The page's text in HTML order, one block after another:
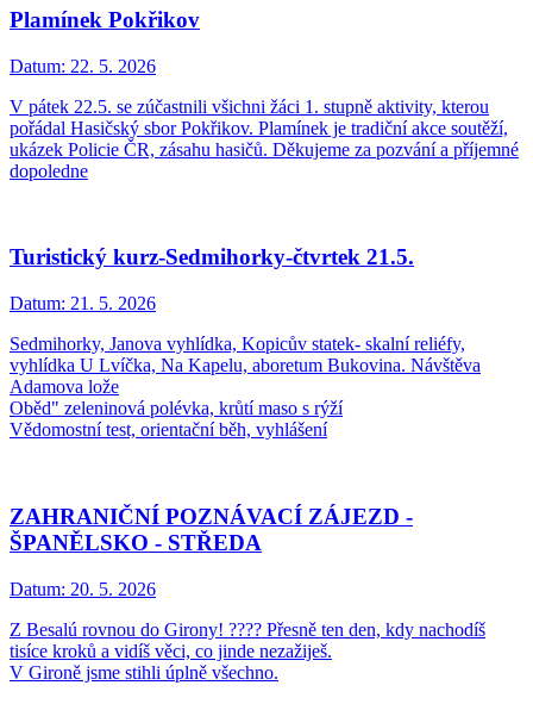
Plamínek Pokřikov
Datum: 22. 5. 2026
V pátek 22.5. se zúčastnili všichni žáci 1. stupně aktivity, kterou
pořádal Hasičský sbor Pokřikov. Plamínek je tradiční akce soutěží,
ukázek Policie ČR, zásahu hasičů. Děkujeme za pozvání a příjemné
dopoledne
Turistický kurz-Sedmihorky-čtvrtek 21.5.
Datum: 21. 5. 2026
Sedmihorky, Janova vyhlídka, Kopicův statek- skalní reliéfy,
vyhlídka U Lvíčka, Na Kapelu, aboretum Bukovina. Návštěva
Adamova lože
Oběd" zeleninová polévka, krůtí maso s rýží
Vědomostní test, orientační běh, vyhlášení
ZAHRANIČNÍ POZNÁVACÍ ZÁJEZD -
ŠPANĚLSKO - STŘEDA
Datum: 20. 5. 2026
Z Besalú rovnou do Girony! ???? Přesně ten den, kdy nachodíš
tisíce kroků a vidíš věci, co jinde nezažiješ.
V Gironě jsme stihli úplně všechno.